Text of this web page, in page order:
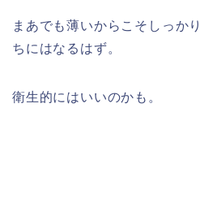
まあでも薄いからこそしっか
ちにはなるはず。
衛生的にはいいのかも。